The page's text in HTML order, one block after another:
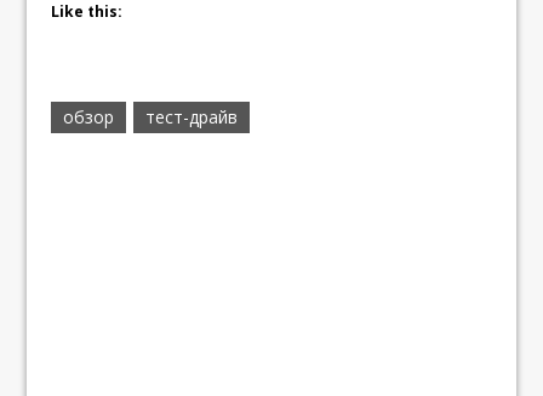
Like this:
обзор тест-драйв